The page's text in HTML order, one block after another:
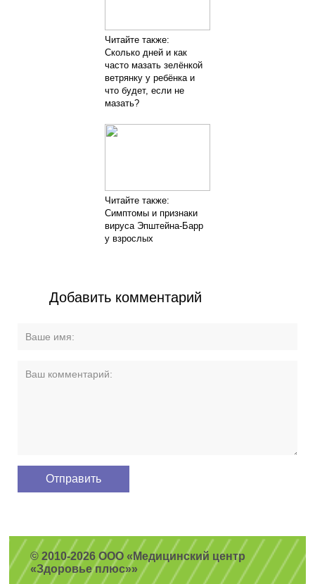
Читайте также:
Сколько дней и как
часто мазать зелёнкой
ветрянку у ребёнка и
что будет, если не
мазать?
Читайте также:
Симптомы и признаки
вируса Эпштейна-Барр
у взрослых
Добавить комментарий
© 2010-2026 ООО «Медицинский центр
«Здоровье плюс»»